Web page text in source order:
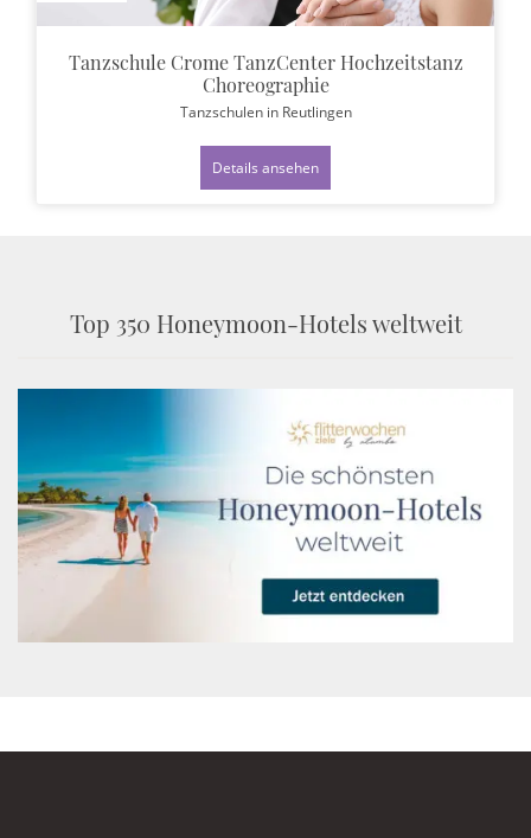
Tanzschule Crome TanzCenter Hochzeitstanz
Choreographie
Tanzschulen in Reutlingen
Details ansehen
Top 350 Honeymoon-Hotels weltweit